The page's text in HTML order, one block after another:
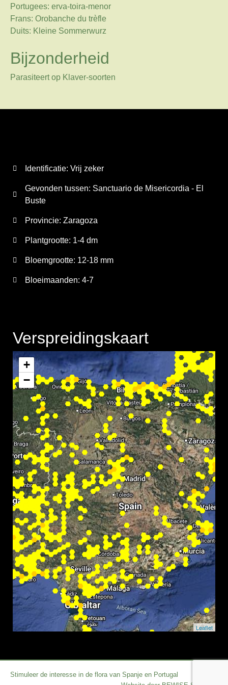
Portugees: erva-toira-menor
Frans: Orobanche du trèfle
Duits: Kleine Sommerwurz
Bijzonderheid
Parasiteert op Klaver-soorten
Identificatie: Vrij zeker
Gevonden tussen: Sanctuario de Misericordia - El
Buste
Provincie: Zaragoza
Plantgrootte: 1-4 dm
Bloemgrootte: 12-18 mm
Bloeimaanden: 4-7
Verspreidingskaart
+
−
Leaflet
Stimuleer de interesse in de flora van Spanje en Portugal